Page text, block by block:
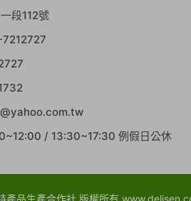
段112號
/ 13:30~17:30 例假日公休
產品生產合作社 版權所有